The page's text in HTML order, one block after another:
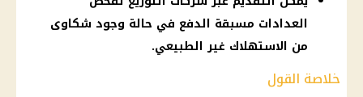
العدادات مسبقة الدفع في حالة وجود شكاوى
من الاستهلاك غير الطبيعي.
خلاصة القول